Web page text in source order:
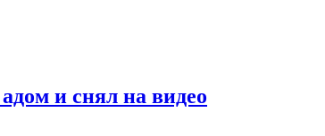
и снял на видео